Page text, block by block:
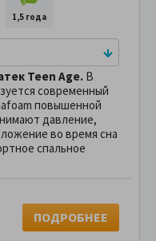
1,5 года
Teen Age. В
современный
повышенной
давление,
во время сна
спальное
ПОДРОБНЕЕ